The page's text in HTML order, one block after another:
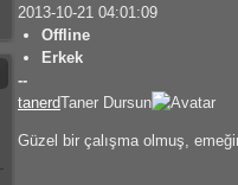
2013-10-21 04:01:09
Offline
Erkek
--
tanerdTaner Dursun
Güzel bir çalışma olmuş,